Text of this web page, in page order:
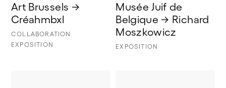
Art Brussels →
Créahmbxl
COLLABORATION
EXPOSITION
Musée Juif de
Belgique → Richard
Moszkowicz
EXPOSITION